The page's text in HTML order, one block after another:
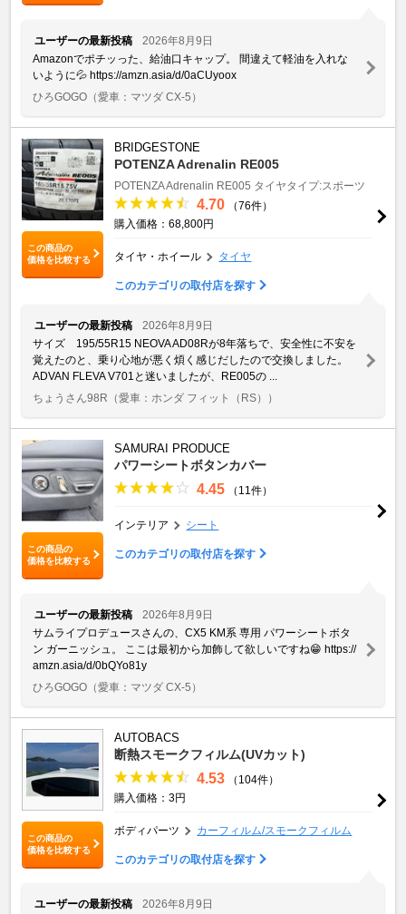
ユーザーの最新投稿
2026年8月9日
Amazonでポチッった、給油口キャップ。 間違えて軽油を入れな
いように💦 https://amzn.asia/d/0aCUyoox
ひろGOGO （愛車：マツダ CX-5）
この商品の
価格を比較する
BRIDGESTONE
POTENZA Adrenalin RE005
POTENZA Adrenalin RE005 タイヤタイプ:スポーツ
4.70
（76件）
購入価格：68,800円
タイヤ・ホイール タイヤ
このカテゴリの取付店を探す
ユーザーの最新投稿
2026年8月9日
サイズ 195/55R15 NEOVA AD08Rが8年落ちで、安全性に不安を
覚えたのと、乗り心地が悪く煩く感じだしたので交換しました。
ADVAN FLEVA V701と迷いましたが、RE005の ...
ちょうさん98R （愛車：ホンダ フィット（RS））
この商品の
価格を比較する
SAMURAI PRODUCE
パワーシートボタンカバー
4.45 （11件）
インテリア シート
このカテゴリの取付店を探す
ユーザーの最新投稿
2026年8月9日
サムライプロデュースさんの、CX5 KM系 専用 パワーシートボタ
ン ガーニッシュ。 ここは最初から加飾して欲しいですね😁 https://
amzn.asia/d/0bQYo81y
ひろGOGO （愛車：マツダ CX-5）
この商品の
価格を比較する
AUTOBACS
断熱スモークフィルム(UVカット)
4.53
（104件）
購入価格：3円
ボディパーツ カーフィルム/スモークフィルム
このカテゴリの取付店を探す
ユーザーの最新投稿
2026年8月9日